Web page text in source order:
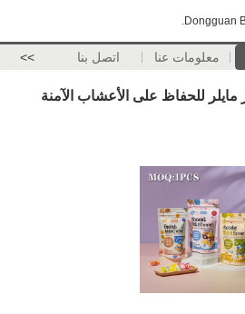
Dongguan
معلومات عنا اتصل بنا >>
للحفاظ على الأعشاب الآمنة